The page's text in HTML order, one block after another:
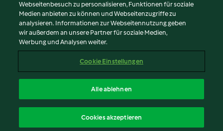
Nutzungsbedingungen
Datenschutzrichtlinien
Disclaimer
Impressum
Inhalt melden
Erklärung zur Barrierefreiheit
Webseitenbesuch zu personalisieren, Funktionen für soziale
Medien anbieten zu können und Webseitenzugriffe zu
analysieren. Informationen zur Webseitennutzung geben
wir außerdem an unsere Partner für soziale Medien,
Werbung und Analysen weiter.
Cookie Einstellungen
Alle ablehnen
Cookies akzeptieren